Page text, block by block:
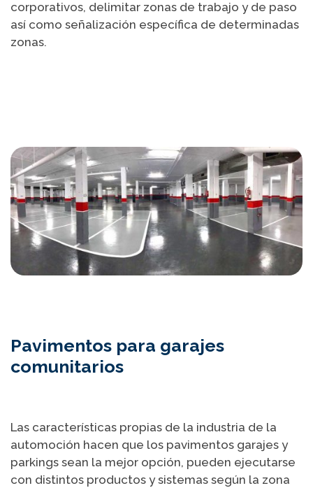
corporativos, delimitar zonas de trabajo y de paso
así como señalización específica de determinadas
zonas.
Pavimentos para garajes
comunitarios
Las características propias de la industria de la
automoción hacen que los pavimentos garajes y
parkings sean la mejor opción, pueden ejecutarse
con distintos productos y sistemas según la zona